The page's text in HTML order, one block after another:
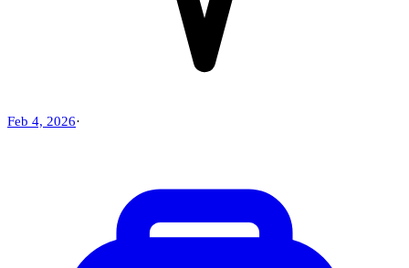
Feb 4, 2026·